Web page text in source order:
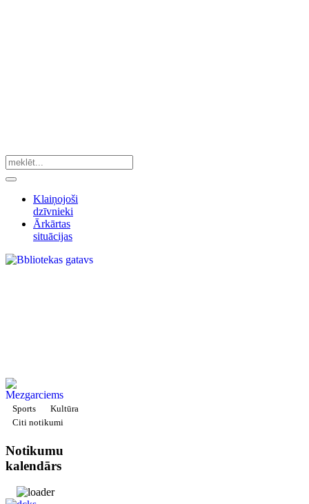
Klaiņojoši
dzīvnieki
Ārkārtas
situācijas
Sports
Kultūra
Citi notikumi
Notikumu
kalendārs